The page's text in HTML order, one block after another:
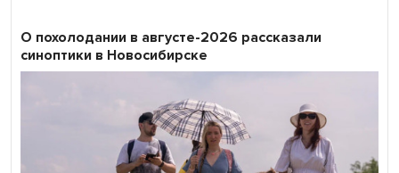
О похолодании в августе-2026 рассказали
синоптики в Новосибирске